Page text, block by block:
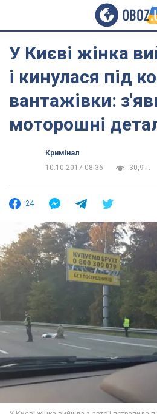
У Києві жінка
і кинулася під
вантажівки:
моторошні
Кримінал
10.10.2017 08:36
30,9 т.
24